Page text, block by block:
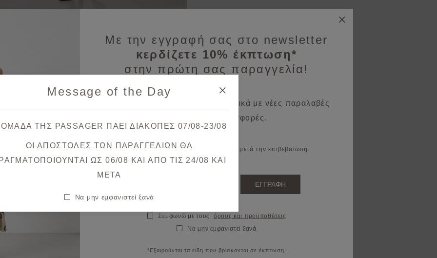
Με την εγγραφή σας στο newsletter
κερδίζετε 10% έκπτωση*
στην πρώτη σας παραγγελία!
Λάβετε πρώτοι ενημερώσεις σχετικά με νέες παραλαβές
& μοναδικές προσφορές.
Θα λάβετε το κουπόνι στο email σας μετά την επιβεβαίωση.
ΕΓΓΡΑΦΗ
Συμφωνώ με τους
όρους και προϋποθέσεις
Να μην εμφανιστεί ξανά
*Εξαιρούνται τα είδη που βρίσκονται σε έκπτωση.
Message of the Day
ΤΗΣ PASSAGER ΠΑΕΙ ΔΙΑΚΟΠΕΣ 07/08-23/08
ΟΙ ΑΠΟΣΤΟΛΕΣ ΤΩΝ ΠΑΡΑΓΓΕΛΙΩΝ ΘΑ
ΩΣ 06/08 ΚΑΙ ΑΠΟ ΤΙΣ 24/08 KAI
META
Να μην εμφανιστεί ξανά